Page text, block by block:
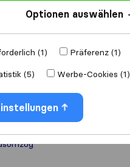
Bewertungen
Optionen auswählen
(1)
Präferenz (1)
(5)
Werbe-Cookies (1)